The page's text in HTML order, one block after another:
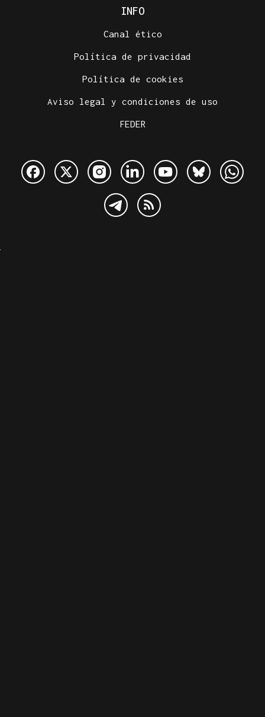
INFO
Canal ético
Política de privacidad
Política de cookies
Aviso legal y condiciones de uso
FEDER